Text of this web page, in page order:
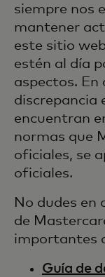
siempre nos
mantener
este sitio
estén al día
aspectos. En
discrepancia
encuentran
normas que
oficiales, se
oficiales.
No dudes en
de
importantes
Guía de